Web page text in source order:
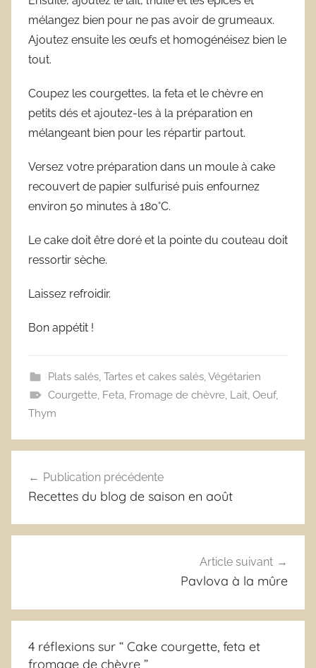
mélangez bien pour ne pas avoir de grumeaux.
Ajoutez ensuite les œufs et homogénéisez bien le
tout.
Coupez les courgettes, la feta et le chèvre en
petits dés et ajoutez-les à la préparation en
mélangeant bien pour les répartir partout.
Versez votre préparation dans un moule à cake
recouvert de papier sulfurisé puis enfournez
environ 50 minutes à 180°C.
Le cake doit être doré et la pointe du couteau doit
ressortir sèche.
Laissez refroidir.
Bon appétit !
Plats salés, Tartes et cakes salés,Végétarien
Courgette, Feta, Fromage de chèvre, Lait, Oeuf,
Thym
de
Publication précédente
Recettes du blog de saison en août
Article suivant
Pavlova à la mûre
4 réflexions sur “ Cake courgette, feta et
fromage de chèvre ”